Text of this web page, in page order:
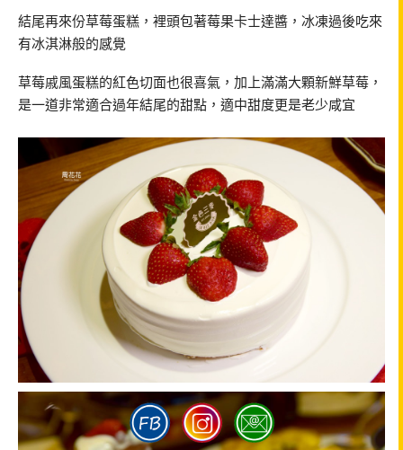
結尾再來份草莓蛋糕，裡頭包著莓果卡士達醬，冰凍過後吃來
有冰淇淋般的感覺
草莓戚風蛋糕的紅色切面也很喜氣，加上滿滿大顆新鮮草莓，
是一道非常適合過年結尾的甜點，適中甜度更是老少咸宜